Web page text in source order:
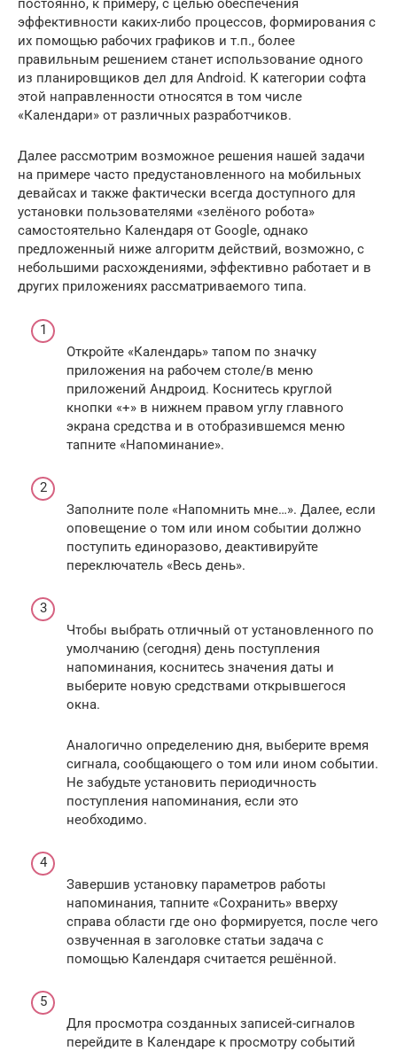
постоянно, к примеру, с целью обеспечения
эффективности каких-либо процессов, формирования с
их помощью рабочих графиков и т.п., более
правильным решением станет использование одного
из планировщиков дел для Android. К категории софта
этой направленности относятся в том числе
«Календари» от различных разработчиков.
Далее рассмотрим возможное решения нашей задачи
на примере часто предустановленного на мобильных
девайсах и также фактически всегда доступного для
установки пользователями «зелёного робота»
самостоятельно Календаря от Google, однако
предложенный ниже алгоритм действий, возможно, с
небольшими расхождениями, эффективно работает и в
других приложениях рассматриваемого типа.
Откройте «Календарь» тапом по значку
приложения на рабочем столе/в меню
приложений Андроид. Коснитесь круглой
кнопки «+» в нижнем правом углу главного
экрана средства и в отобразившемся меню
тапните «Напоминание».
Заполните поле «Напомнить мне…». Далее, если
оповещение о том или ином событии должно
поступить единоразово, деактивируйте
переключатель «Весь день».
Чтобы выбрать отличный от установленного по
умолчанию (сегодня) день поступления
напоминания, коснитесь значения даты и
выберите новую средствами открывшегося
окна.
Аналогично определению дня, выберите время
сигнала, сообщающего о том или ином событии.
Не забудьте установить периодичность
поступления напоминания, если это
необходимо.
Завершив установку параметров работы
напоминания, тапните «Сохранить» вверху
справа области где оно формируется, после чего
озвученная в заголовке статьи задача с
помощью Календаря считается решённой.
Для просмотра созданных записей-сигналов
перейдите в Календаре к просмотру событий